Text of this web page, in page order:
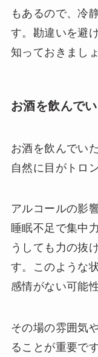
もあるので、冷
す。勘違いを避
知っておきましょ
お酒を飲んで
お酒を飲んでい
自然に目がトロ
アルコールの影
睡眠不足で集中
うしても力の抜
す。このような
感情がない可能
その場の雰囲気
ることが重要です